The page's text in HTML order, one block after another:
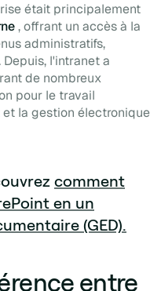
était principalement
, offrant un accès à la
administratifs,
l'intranet a
de nombreux
pour le travail
la gestion électronique
comment
en un
(GED).
entre